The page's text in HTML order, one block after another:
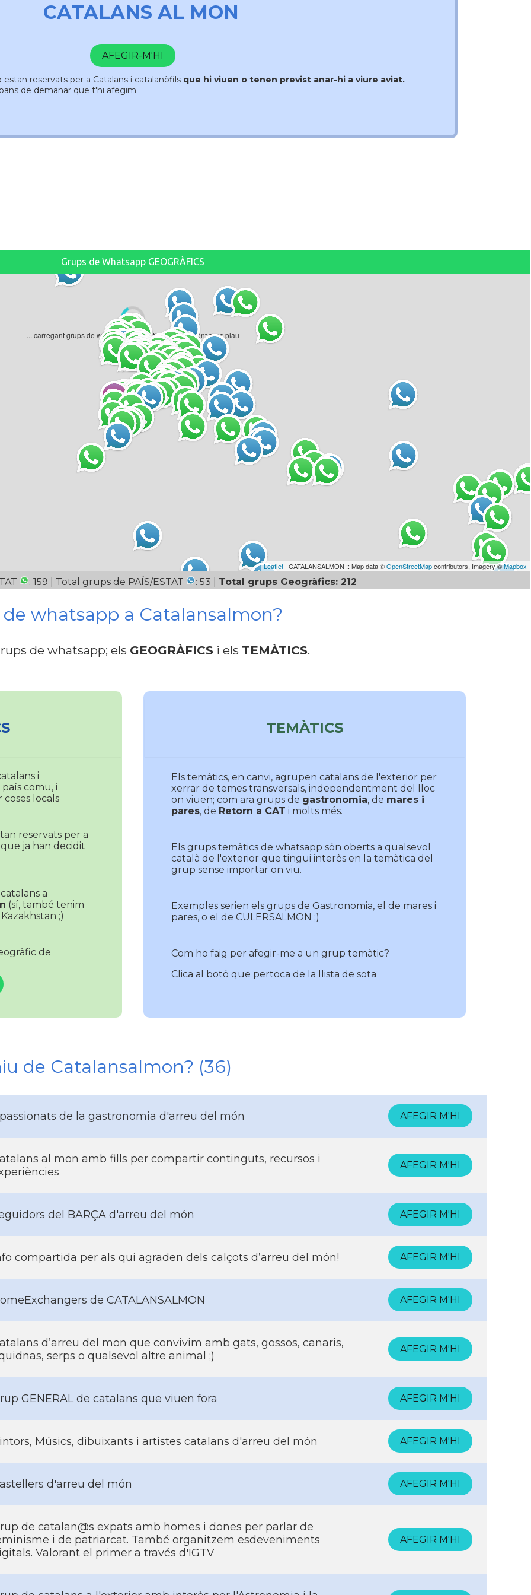
CATALANS AL MON
AFEGIR-M'HI
reservats per a Catalans i catalanòfils que hi viuen o tenen previst anar-hi a viure aviat.
de demanar que t'hi afegim
Grups de Whatsapp GEOGRÀFICS
... carregant grups de whatsapp geogràfics... un moment si us plau
Leaflet | CATALANSALMON :: Map data ©OpenStreetMapcontributors, Imagery ©Mapbox
: 159 | Total grups de PAÍS/ESTAT : 53 | Total grups Geogràfics: 212
whatsapp a Catalansalmon?
de whatsapp; els GEOGRÀFICS i els TEMÀTICS.
i
comu, i
locals
reservats per a
ja han decidit
catalans a
(sí, també tenim
;)
de
TEMÀTICS
Els temàtics, en canvi, agrupen catalans de l'exterior per
xerrar de temes transversals, independentment del lloc
on viuen; com ara grups de gastronomia, de mares i
pares, de Retorn a CAT i molts més.
Els grups temàtics de whatsapp són oberts a qualsevol
català de l'exterior que tingui interès en la temàtica del
grup sense importar on viu.
Exemples serien els grups de Gastronomia, el de mares i
pares, o el de CULERSALMON ;)
Com ho faig per afegir-me a un grup temàtic?
Clica al botó que pertoca de la llista de sota
de Catalansalmon? (36)
de la gastronomia d'arreu del món AFEGIR M'HI
al mon amb fills per compartir continguts, recursos i
AFEGIR M'HI
del BARÇA d'arreu del món AFEGIR M'HI
compartida per als qui agraden dels calçots d’arreu del món! AFEGIR M'HI
de CATALANSALMON AFEGIR M'HI
d’arreu del mon que convivim amb gats, gossos, canaris,
serps o qualsevol altre animal ;)
AFEGIR M'HI
GENERAL de catalans que viuen fora AFEGIR M'HI
Músics, dibuixants i artistes catalans d'arreu del món AFEGIR M'HI
d'arreu del món AFEGIR M'HI
de catalan@s expats amb homes i dones per parlar de
i de patriarcat. També organitzem esdeveniments
Valorant el primer a través d'IGTV
AFEGIR M'HI